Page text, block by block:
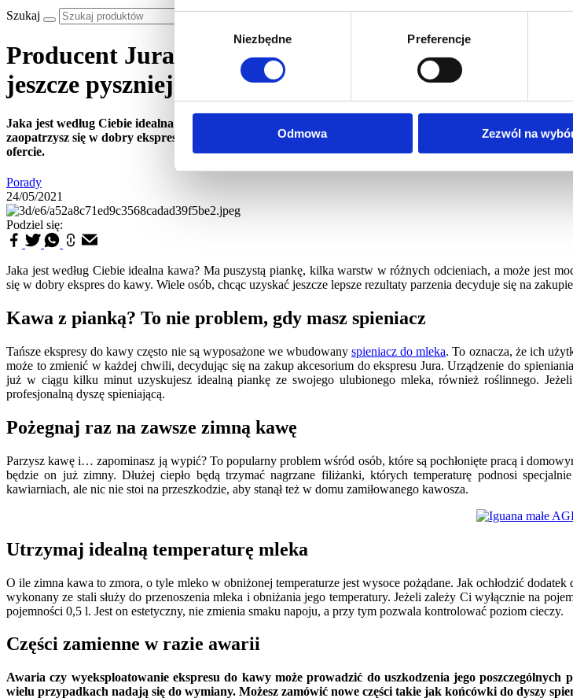
Niezbędne Preferencje
Odmowa Zezwól na
Szukaj
Producent Jura to nie tylko ekspresy! To także
jeszcze pyszniejsza!
Jaka jest według Ciebie idealna kawa? Ma puszystą piankę, kilka warstw w różnych odcieniach, a
zaopatrzysz się w dobry ekspres do kawy. Wiele osób, chcąc uzyskać jeszcze lepsze rezultaty parzenia
ofercie.
Porady
24/05/2021
Podziel się:
Jaka jest według Ciebie idealna kawa? Ma puszystą piankę, kilka warstw w różnych odcieniach, a może jest
się w dobry ekspres do kawy. Wiele osób, chcąc uzyskać jeszcze lepsze rezultaty parzenia decyduje się na
Kawa z pianką? To nie problem, gdy masz spieniacz
Tańsze ekspresy do kawy często nie są wyposażone we wbudowanyspieniacz do mleka. To oznacza, że ich
może to zmienić w każdej chwili, decydując się na zakup akcesorium do ekspresu Jura. Urządzenie do
już w ciągu kilku minut uzyskujesz idealną piankę ze swojego ulubionego mleka, również roślinnego.
profesjonalną dyszę spieniającą.
Pożegnaj raz na zawsze zimną kawę
Parzysz kawę i… zapominasz ją wypić? To popularny problem wśród osób, które są pochłonięte pracą i
będzie on już zimny. Dłużej ciepło będą trzymać nagrzane filiżanki, których temperaturę podnosi
kawiarniach, ale nic nie stoi na przeszkodzie, aby stanął też w domu zamiłowanego kawosza.
Utrzymaj idealną temperaturę mleka
O ile zimna kawa to zmora, o tyle mleko w obniżonej temperaturze jest wysoce pożądane. Jak ochłodzić
wykonany ze stali służy do przenoszenia mleka i obniżania jego temperatury. Jeżeli zależy Ci wyłącznie na
pojemności 0,5 l. Jest on estetyczny, nie zmienia smaku napoju, a przy tym pozwala kontrolować poziom cieczy.
Części zamienne w razie awarii
Awaria czy wyeksploatowanie ekspresu do kawy może prowadzić do uszkodzenia jego poszczególnych
wielu przypadkach nadają się do wymiany. Możesz zamówić nowe części takie jak końcówki do dyszy